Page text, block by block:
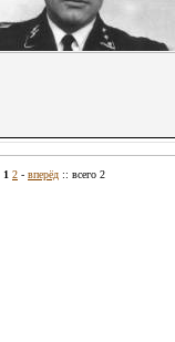
1 2 - вперёд :: всего 2